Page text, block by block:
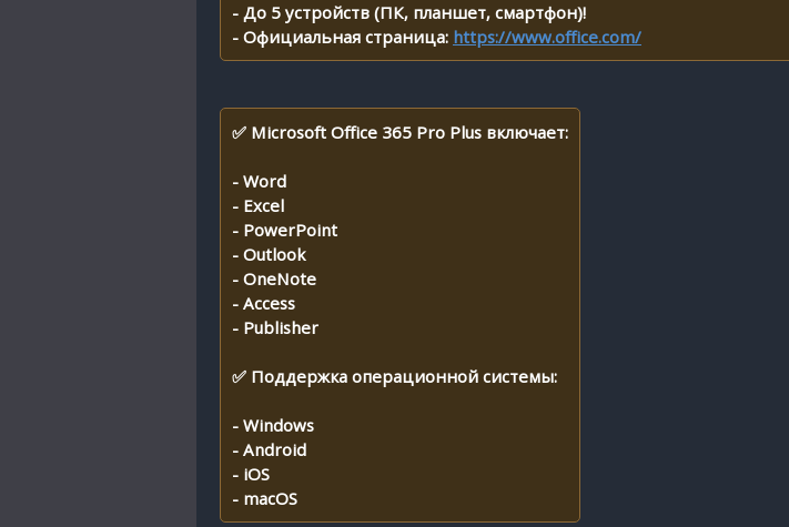
- До 5 устройств (ПК, планшет, смартфон)!
- Официальная страница: https://www.office.com/
✅ Microsoft Office 365 Pro Plus включает:
- Word
- Excel
- PowerPoint
- Outlook
- OneNote
- Access
- Publisher
✅ Поддержка операционной системы:
- Windows
- Android
- iOS
- macOS